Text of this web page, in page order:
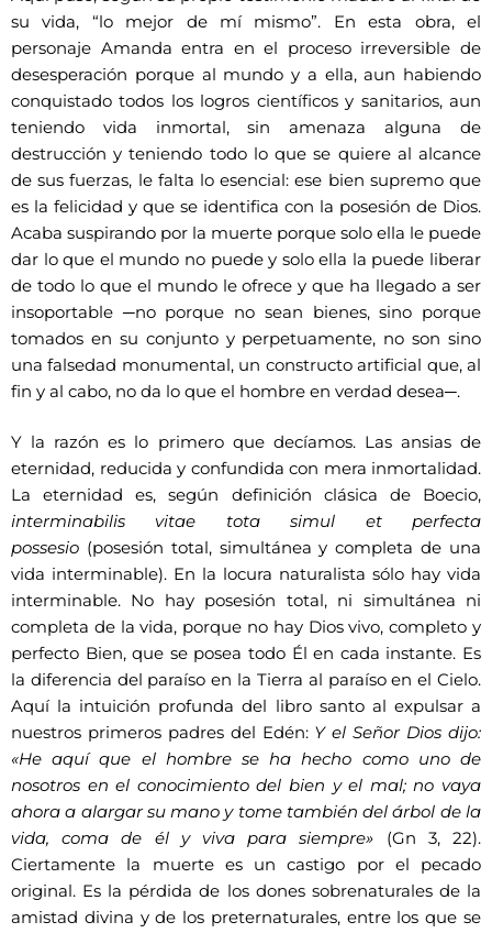
su vida, “lo mejor de mí mismo”. En esta obra, el
personaje Amanda entra en el proceso irreversible de
desesperación porque al mundo y a ella, aun habiendo
conquistado todos los logros científicos y sanitarios, aun
teniendo vida inmortal, sin amenaza alguna de
destrucción y teniendo todo lo que se quiere al alcance
de sus fuerzas, le falta lo esencial: ese bien supremo que
es la felicidad y que se identifica con la posesión de Dios.
Acaba suspirando por la muerte porque solo ella le puede
dar lo que el mundo no puede y solo ella la puede liberar
de todo lo que el mundo le ofrece y que ha llegado a ser
insoportable ─no porque no sean bienes, sino porque
tomados en su conjunto y perpetuamente, no son sino
una falsedad monumental, un constructo artificial que, al
fin y al cabo, no da lo que el hombre en verdad desea─.
Y la razón es lo primero que decíamos. Las ansias de
eternidad, reducida y confundida con mera inmortalidad.
La eternidad es, según definición clásica de Boecio,
interminabilis vitae tota simul et perfecta
possesio (posesión total, simultánea y completa de una
vida interminable). En la locura naturalista sólo hay vida
interminable. No hay posesión total, ni simultánea ni
completa de la vida, porque no hay Dios vivo, completo y
perfecto Bien, que se posea todo Él en cada instante. Es
la diferencia del paraíso en la Tierra al paraíso en el Cielo.
Aquí la intuición profunda del libro santo al expulsar a
nuestros primeros padres del Edén:Y el Señor Dios dijo:
«He aquí que el hombre se ha hecho como uno de
nosotros en el conocimiento del bien y el mal; no vaya
ahora a alargar su mano y tome también del árbol de la
vida, coma de él y viva para siempre» (Gn 3, 22).
Ciertamente la muerte es un castigo por el pecado
original. Es la pérdida de los dones sobrenaturales de la
amistad divina y de los preternaturales, entre los que se